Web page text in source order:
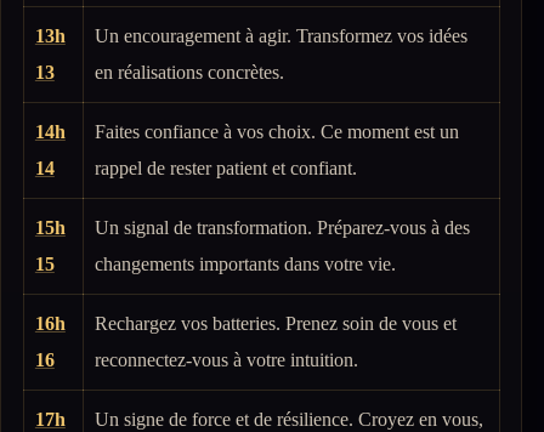
13h
13
Un encouragement à agir. Transformez vos idées
en réalisations concrètes.
14h
14
Faites confiance à vos choix. Ce moment est un
rappel de rester patient et confiant.
15h
15
Un signal de transformation. Préparez-vous à des
changements importants dans votre vie.
16h
16
Rechargez vos batteries. Prenez soin de vous et
reconnectez-vous à votre intuition.
17h
Un signe de force et de résilience. Croyez en vous,